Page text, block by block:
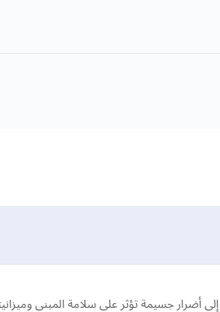
أضرار جسيمة تؤثر على سلامة المبنى